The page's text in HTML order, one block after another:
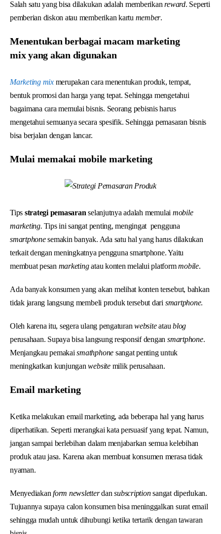
Salah satu yang bisa dilakukan adalah memberikanreward. Seperti
pemberian diskon atau memberikan kartu member.
Menentukan berbagai macam marketing
mix yang akan digunakan
Marketing mixmerupakan cara menentukan produk, tempat,
bentuk promosi dan harga yang tepat. Sehingga mengetahui
bagaimana cara memulai bisnis. Seorang pebisnis harus
mengetahui semuanya secara spesifik. Sehingga pemasaran bisnis
bisa berjalan dengan lancar.
Mulai memakai mobile marketing
Tips strategi pemasaran selanjutnya adalah memulai mobile
marketing. Tips ini sangat penting, mengingat pengguna
smartphonesemakin banyak. Ada satu hal yang harus dilakukan
terkait dengan meningkatnya pengguna smartphone. Yaitu
membuat pesan marketingatau konten melalui platformmobile.
Ada banyak konsumen yang akan melihat konten tersebut, bahkan
tidak jarang langsung membeli produk tersebut dari smartphone.
Oleh karena itu, segera ulang pengaturanwebsiteataublog
perusahaan. Supaya bisa langsung responsif dengansmartphone.
Menjangkau pemakaismathphone sangat penting untuk
meningkatkan kunjunganwebsitemilik perusahaan.
Email marketing
Ketika melakukan email marketing, ada beberapa hal yang harus
diperhatikan. Seperti merangkai kata persuasif yang tepat. Namun,
jangan sampai berlebihan dalam menjabarkan semua kelebihan
produk atau jasa. Karena akan membuat konsumen merasa tidak
nyaman.
Menyediakanform newsletterdansubscriptionsangat diperlukan.
Tujuannya supaya calon konsumen bisa meninggalkan surat email
sehingga mudah untuk dihubungi ketika tertarik dengan tawaran